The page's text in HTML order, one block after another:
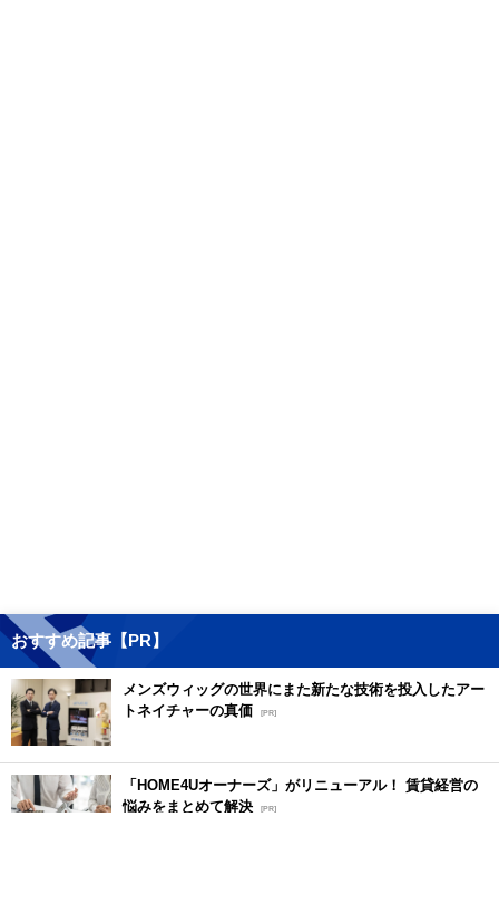
おすすめ記事【PR】
メンズウィッグの世界にまた新たな技術を投入したアー
トネイチャーの真価
[PR]
「HOME4Uオーナーズ」がリニューアル！ 賃貸経営の
悩みをまとめて解決 [PR]